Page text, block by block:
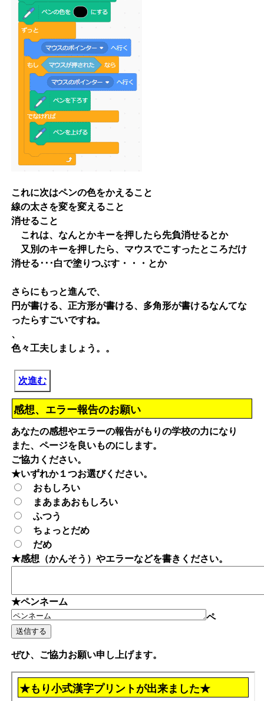
これに次はペンの色をかえること
線の太さを変を変えること
消せること
これは、なんとかキーを押したら先負消せるとか
又別のキーを押したら、マウスでこすったところだけ
消せる･･･白で塗りつぶす・・・とか
さらにもっと進んで、
円が書ける、正方形が書ける、多角形が書けるなんてな
ったらすごいですね。
、
色々工夫しましょう。。
次進む
感想、エラー報告のお願い
あなたの感想やエラーの報告がもりの学校の力になり
また、ページを良いものにします。
ご協力ください。
★いずれか１つお選びください。
おもしろい
まあまあおもしろい
ふつう
ちょっとだめ
だめ
★感想（かんそう）やエラーなどを書きください。
★ペンネーム
ペ
ぜひ、ご協力お願い申し上げます。